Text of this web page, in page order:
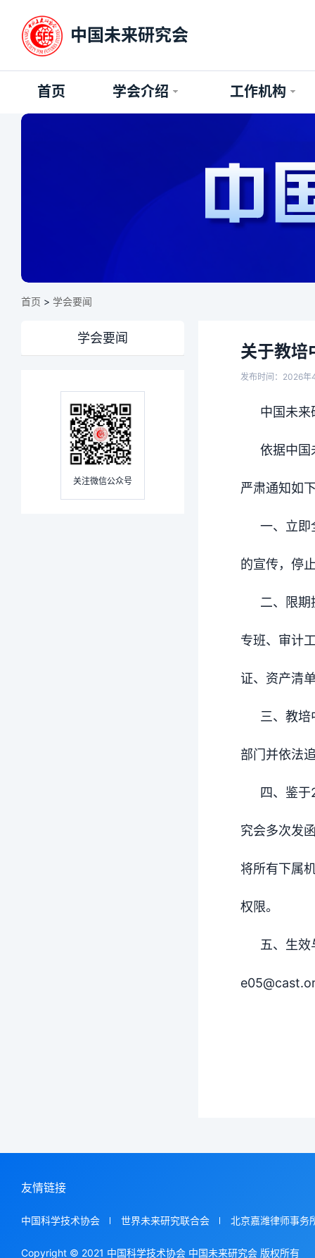
中国未来研究会
首页 学会介绍 工作机构
首页 > 学会要闻
学会要闻
关注微信公众号
关于教培
发布时间：2026年
中国未来
依据中国
严肃通知如
一、立即
的宣传，停
二、限
专班、审计
证、资产清
三、教
部门并依法
四、鉴
究会多次发
将所有下属
权限。
五、生
友情链接
中国科学技术协会 世界未来研究联合会 北京嘉潍律师事务
Copyright © 2021 中国科学技术协会 中国未来研究会 版权所有